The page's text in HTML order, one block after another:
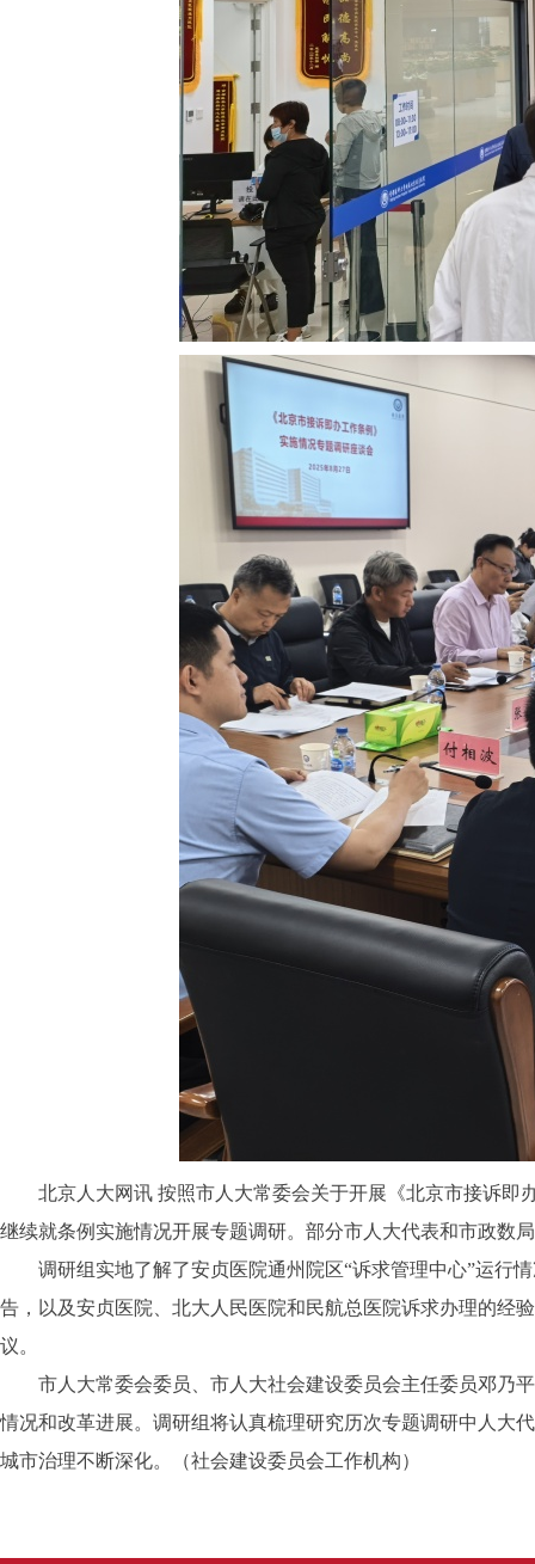
北京人大网讯 按照市人大常委会关于开展《北京市接诉即
继续就条例实施情况开展专题调研。部分市人大代表和市政数
调研组实地了解了安贞医院通州院区“诉求管理中心”运行情
告，以及安贞医院、北大人民医院和民航总医院诉求办理的经
议。
市人大常委会委员、市人大社会建设委员会主任委员邓乃平
情况和改革进展。调研组将认真梳理研究历次专题调研中人大
城市治理不断深化。
（社会建设委员会工作机构）